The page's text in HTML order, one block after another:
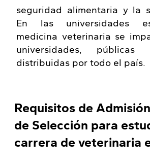
seguridad alimentaria y la
En las universidades
medicina veterinaria se
universidades,
distribuidas por todo el país.
Requisitos de
de Selección para
carrera de veterinaria